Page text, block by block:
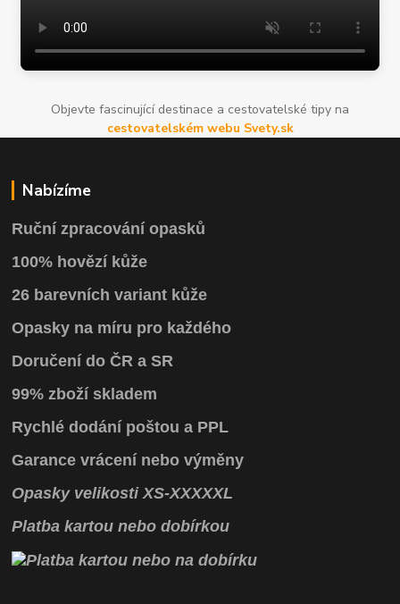
Objevte fascinující destinace a cestovatelské tipy na
cestovatelském webu Svety.sk
Nabízíme
Ruční zpracování opasků
100% hovězí kůže
26 barevních variant kůže
Opasky na míru pro každého
Doručení do ČR a SR
99% zboží skladem
Rychlé dodání poštou a PPL
Garance vrácení nebo výměny
OpaskyvelikostiXS-XXXXXL
Platba kartou nebo dobírkou